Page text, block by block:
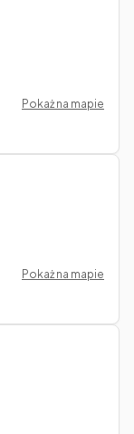
Pokaż na mapie
Pokaż na mapie